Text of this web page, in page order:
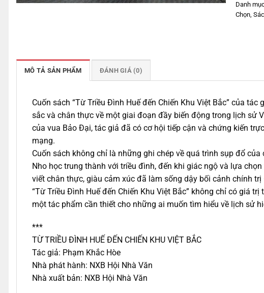
Danh
Chọn,
MÔ TẢ SẢN PHẨM ĐÁNH GIÁ (0)
Cuốn sách “Từ Triều Đình Huế đến Chiến Khu Việt Bắc” của
sắc và chân thực về một giai đoạn đầy biến động trong lịch sử
của vua Bảo Đại, tác giả đã có cơ hội tiếp cận và chứng kiến
mạng.
Cuốn sách không chỉ là những ghi chép về quá trình sụp đổ
Nho học trung thành với triều đình, đến khi giác ngộ và lựa
viết chân thực, giàu cảm xúc đã làm sống dậy bối cảnh chính
“Từ Triều Đình Huế đến Chiến Khu Việt Bắc” không chỉ có giá
một tác phẩm cần thiết cho những ai muốn tìm hiểu về lịch sử
***
TỪ TRIỀU ĐÌNH HUẾ ĐẾN CHIẾN KHU VIỆT BẮC
Tác giả: Phạm Khắc Hòe
Nhà phát hành: NXB Hội Nhà Văn
Nhà xuất bản: NXB Hội Nhà Văn